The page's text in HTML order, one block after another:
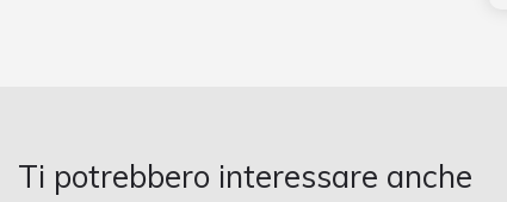
Ti potrebbero interessare anche